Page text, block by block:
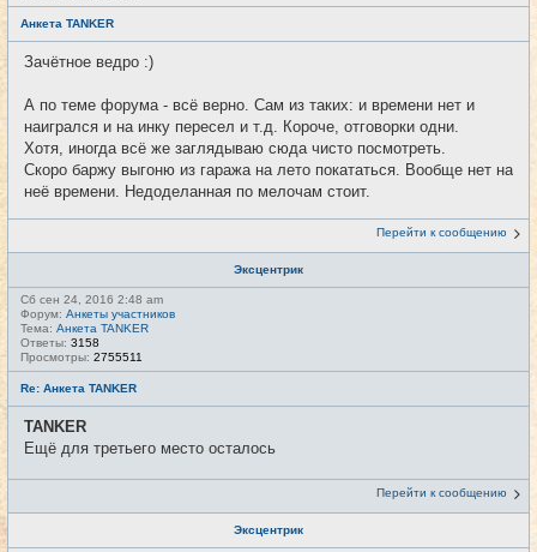
Анкета TANKER
Зачётное ведро :)
А по теме форума - всё верно. Сам из таких: и времени нет и
наигрался и на инку пересел и т.д. Короче, отговорки одни.
Хотя, иногда всё же заглядываю сюда чисто посмотреть.
Скоро баржу выгоню из гаража на лето покататься. Вообще нет на
неё времени. Недоделанная по мелочам стоит.
Перейти к сообщению
Эксцентрик
Сб сен 24, 2016 2:48 am
Форум: Анкеты участников
Тема: Анкета TANKER
Ответы: 3158
Просмотры: 2755511
Re: Анкета TANKER
TANKER
Ещё для третьего место осталось
Перейти к сообщению
Эксцентрик